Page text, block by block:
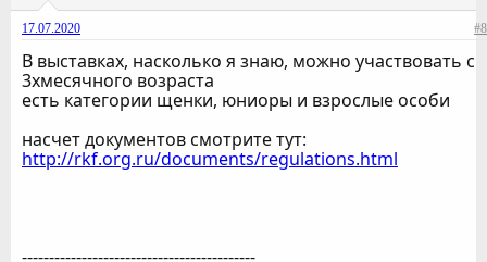
17.07.2020 #8
В выставках, насколько я знаю, можно участвовать с
3хмесячного возраста
есть категории щенки, юниоры и взрослые особи
насчет документов смотрите тут:
http://rkf.org.ru/documents/regulations.html
-------------------------------------------